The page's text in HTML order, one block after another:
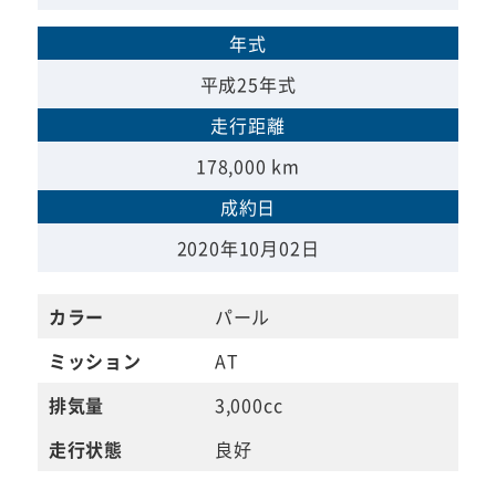
年式
平成25年式
走行距離
178,000 km
成約日
2020年10月02日
カラー
パール
ミッション
AT
排気量
3,000cc
走行状態
良好